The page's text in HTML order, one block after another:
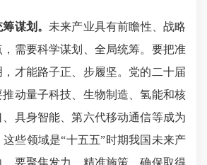
谋划。 未来产业具有前瞻性、战略
需要科学谋划、全局统筹。要把准
才能路子正、步履坚。党的二十届
推动量子科技、生物制造、氢能和核
具身智能、第六代移动通信等成为
些领域是“十五五”时期我国未来产
要聚焦发力、精准施策，确保取得